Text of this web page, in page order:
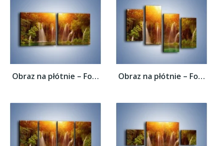
Obraz na płótnie – Fontanny z wodospadów –... Obraz na płótnie – Fontanny z wodospadów –...